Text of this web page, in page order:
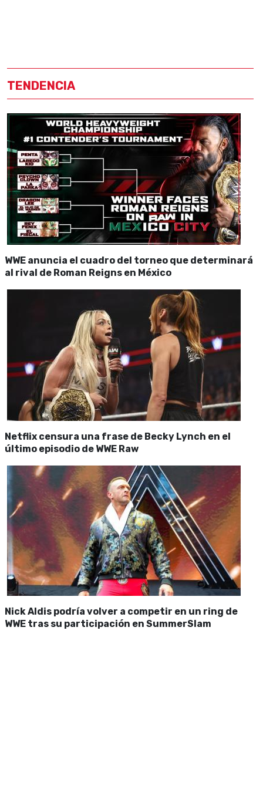
TENDENCIA
WWE anuncia el cuadro del torneo que determinará
al rival de Roman Reigns en México
Netflix censura una frase de Becky Lynch en el
último episodio de WWE Raw
Nick Aldis podría volver a competir en un ring de
WWE tras su participación en SummerSlam